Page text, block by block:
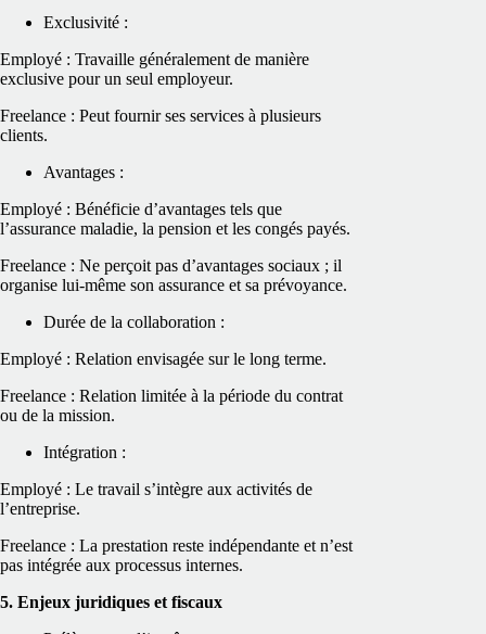
Exclusivité :
Employé : Travaille généralement de manière
exclusive pour un seul employeur.
Freelance : Peut fournir ses services à plusieurs
clients.
Avantages :
Employé : Bénéficie d’avantages tels que
l’assurance maladie, la pension et les congés payés.
Freelance : Ne perçoit pas d’avantages sociaux ; il
organise lui‑même son assurance et sa prévoyance.
Durée de la collaboration :
Employé : Relation envisagée sur le long terme.
Freelance : Relation limitée à la période du contrat
ou de la mission.
Intégration :
Employé : Le travail s’intègre aux activités de
l’entreprise.
Freelance : La prestation reste indépendante et n’est
pas intégrée aux processus internes.
5. Enjeux juridiques et fiscaux